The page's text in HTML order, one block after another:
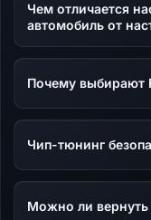
Чем отличается
автомобиль от
Почему выбирают
Чип-тюнинг
Можно ли вернуть